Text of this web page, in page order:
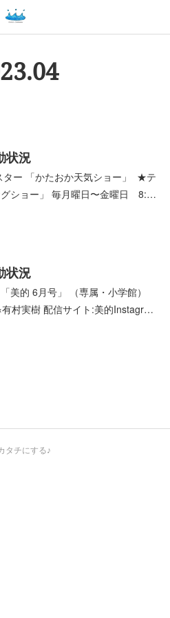
.04
状況
ター 「かたおか天気ショー」 ★テ
グショー」 毎月曜日〜金曜日 8:…
状況
的 6月号」 （専属・小学館）
村実樹 配信サイト:美的Instagr…
タチにする♪